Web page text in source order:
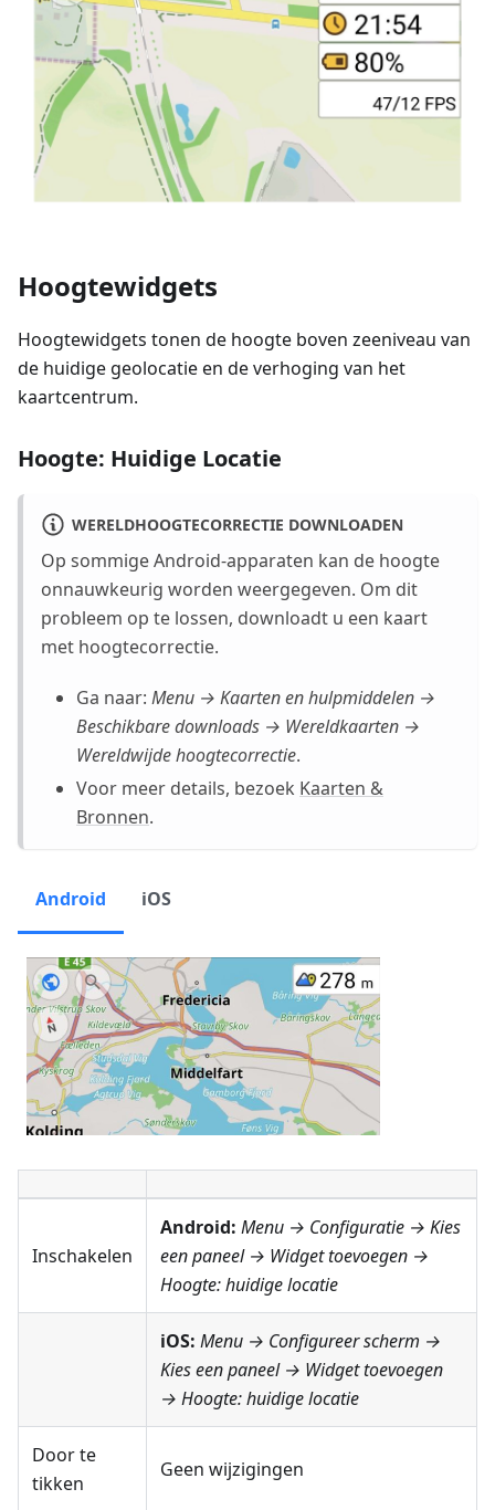
Hoogtewidgets
Hoogtewidgets tonen de hoogte boven zeeniveau van
de huidige geolocatie en de verhoging van het
kaartcentrum.
Hoogte: Huidige Locatie
WERELDHOOGTECORRECTIE DOWNLOADEN
Op sommige Android-apparaten kan de hoogte
onnauwkeurig worden weergegeven. Om dit
probleem op te lossen, downloadt u een kaart
met hoogtecorrectie.
Ga naar: Menu → Kaarten en hulpmiddelen →
Beschikbare downloads → Wereldkaarten →
Wereldwijde hoogtecorrectie.
Voor meer details, bezoek Kaarten &
Bronnen.
Android iOS
Inschakelen
Android: Menu → Configuratie → Kies
een paneel → Widget toevoegen →
Hoogte: huidige locatie
iOS: Menu → Configureer scherm →
Kies een paneel → Widget toevoegen
→ Hoogte: huidige locatie
Door te
tikken
Geen wijzigingen